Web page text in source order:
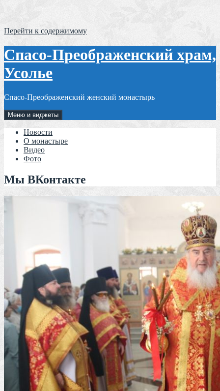
Перейти к содержимому
Спасо-Преображенский храм,
Усолье
Спасо-Преображенский женский монастырь
Меню и виджеты
Новости
О монастыре
Видео
Фото
Мы ВКонтакте